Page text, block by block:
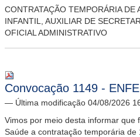
CONTRATAÇÃO TEMPORÁRIA DE
INFANTIL, AUXILIAR DE
OFICIAL ADMINISTRATIVO
Convocação 1149 -
— Última modificação 04/08/2026
Vimos por meio desta informar que
Saúde a contratação temporária de